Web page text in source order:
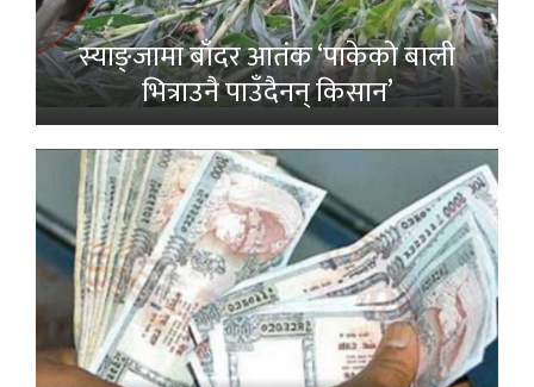
स्याङ्जामा बाँदर आतंक ‘पाकेको बाली
भित्राउनै पाउँदैनन् किसान’